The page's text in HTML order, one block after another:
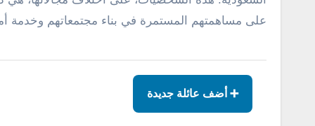
على مساهمتهم المستمرة في بناء مجتمعاتهم وخدمة
➕ أضف عائلة جديدة